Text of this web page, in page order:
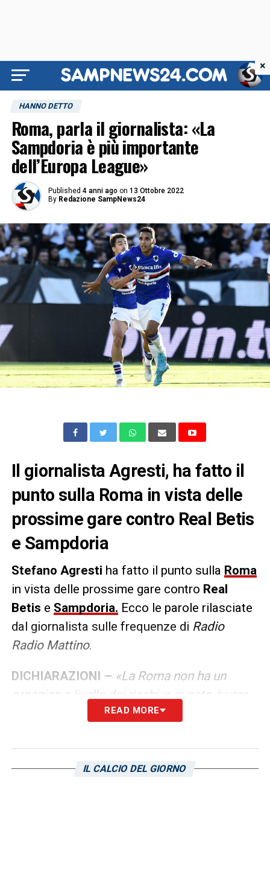
HANNO DETTO
Roma, parla il giornalista: «La
Sampdoria è più importante
dell’Europa League»
Published 4 anni ago on 13 Ottobre 2022
By Redazione SampNews24
Il giornalista Agresti, ha fatto il
punto sulla Roma in vista delle
prossime gare contro Real Betis
e Sampdoria
Stefano Agresti ha fatto il punto sulla Roma
in vista delle prossime gare contro Real
Betis e Sampdoria. Ecco le parole rilasciate
dal giornalista sulle frequenze di Radio
Radio Mattino.
DICHIARAZIONI – «La Roma non ha un
organico a livello dei ricchi, e questo è vero,
ma comunque si può contare su pochi.
Dybala. Senza dubbi lunedì sarà una gara più
importante di quella di stasera».
READ MORE
IL CALCIO DEL GIORNO
×